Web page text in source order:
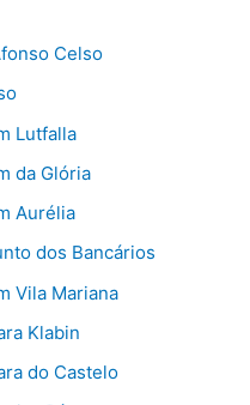
Celso
Lutfalla
da Glória
Aurélia
dos Bancários
Vila Mariana
Klabin
do Castelo